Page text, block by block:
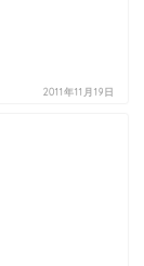
2011年11月19日